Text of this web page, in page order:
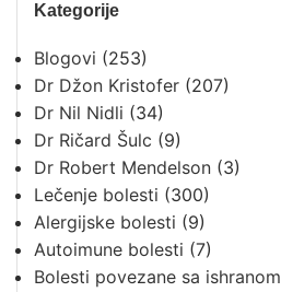
Kategorije
Blogovi (253)
Dr Džon Kristofer (207)
Dr Nil Nidli (34)
Dr Ričard Šulc (9)
Dr Robert Mendelson (3)
Lečenje bolesti (300)
Alergijske bolesti (9)
Autoimune bolesti (7)
Bolesti povezane sa ishranom